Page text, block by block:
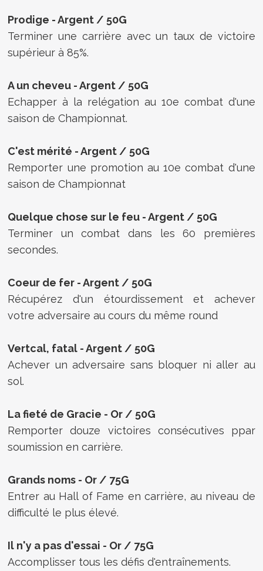
Prodige -Argent / 50G
Terminer une carrière avec un taux de victoire
supérieur à 85%.
A un cheveu -Argent / 50G
Echapper à la relégation au 10e combat d'une
saison de Championnat.
C'est mérité -Argent / 50G
Remporter une promotion au 10e combat d'une
saison de Championnat
Quelque chose sur le feu -Argent / 50G
Terminer un combat dans les 60 premières
secondes.
Coeur de fer -Argent / 50G
Récupérez d'un étourdissement et achever
votre adversaire au cours du même round
Vertcal, fatal -Argent / 50G
Achever un adversaire sans bloquer ni aller au
sol.
La fieté de Gracie - Or / 50G
Remporter douze victoires consécutives ppar
soumission en carrière.
Grands noms - Or / 75G
Entrer au Hall of Fame en carrière, au niveau de
difficulté le plus élevé.
Il n'y a pas d'essai - Or / 75G
Accomplisser tous les défis d'entraînements.